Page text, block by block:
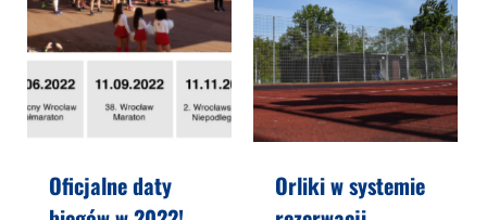
Oficjalne daty
Orliki w systemie